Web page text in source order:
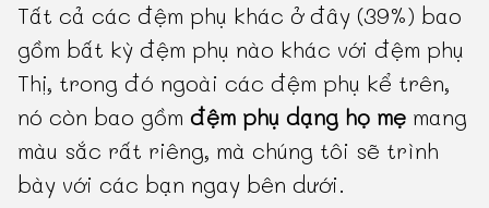
Tất cả các đệm phụ khác ở đây (39%) bao
gồm bất kỳ đệm phụ nào khác với đệm phụ
Thị, trong đó ngoài các đệm phụ kể trên,
nó còn bao gồmđệm phụ dạng họ mẹ mang
màu sắc rất riêng, mà chúng tôi sẽ trình
bày với các bạn ngay bên dưới.